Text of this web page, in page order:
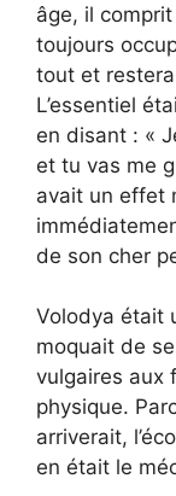
âge, il
toujours
tout et
L’essentiel
en disant : «
et tu vas me
avait un effet
de son cher
Volodya était
moquait de
vulgaires aux
physique.
arriverait,
en était le